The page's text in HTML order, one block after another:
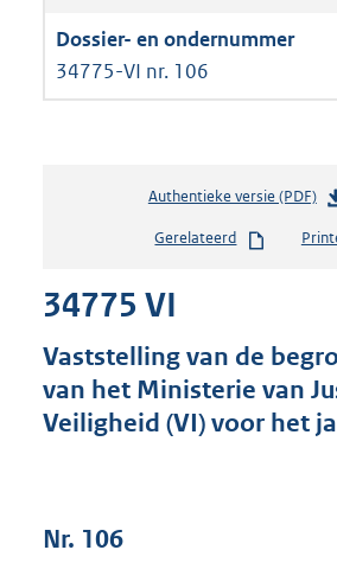
34775-VI nr. 106
Authentieke versie (PDF)b
s
s
g
r
Gerelateerd
34775 VI
Vaststelling van de
van het Ministerie van
Veiligheid (VI) voor het
Nr. 106